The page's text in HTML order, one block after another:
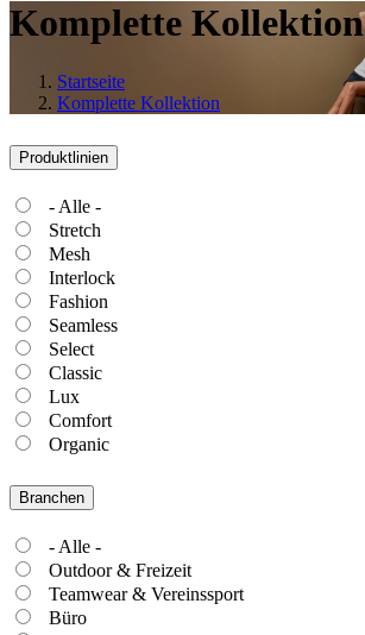
Komplette Kollektion
Startseite
Komplette Kollektion
Produktlinien
- Alle -
Stretch
Mesh
Interlock
Fashion
Seamless
Select
Classic
Lux
Comfort
Organic
Branchen
- Alle -
Outdoor & Freizeit
Teamwear & Vereinssport
Büro